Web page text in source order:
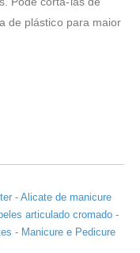
de plástico para maior